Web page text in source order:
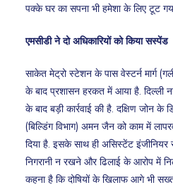
पक्के घर का सपना भी हमेशा के लिए टूट
एमसीडी ने दो अधिकारियों को किया सस्पेंड
साकेत मेट्रो स्टेशन के पास वेस्टर्न मार्ग
के बाद प्रशासन हरकत में आया है. दिल्ली
के बाद बड़ी कार्रवाई की है. दक्षिण जोन के
(बिल्डिंग विभाग) अमन जैन को काम में
दिया है. इसके साथ ही असिस्टेंट इंजीनियर
निगरानी न रखने और ढिलाई के आरोप में
कहना है कि दोषियों के खिलाफ आगे भी सख्त